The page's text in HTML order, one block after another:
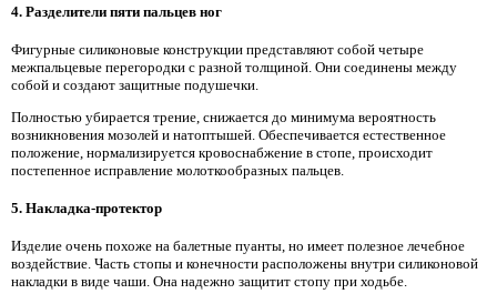
4. Разделители пяти пальцев ног
Фигурные силиконовые конструкции представляют собой четыре
межпальцевые перегородки с разной толщиной. Они соединены между
собой и создают защитные подушечки.
Полностью убирается трение, снижается до минимума вероятность
возникновения мозолей и натоптышей. Обеспечивается естественное
положение, нормализируется кровоснабжение в стопе, происходит
постепенное исправление молоткообразных пальцев.
5. Накладка-протектор
Изделие очень похоже на балетные пуанты, но имеет полезное лечебное
воздействие. Часть стопы и конечности расположены внутри силиконовой
накладки в виде чаши. Она надежно защитит стопу при ходьбе.